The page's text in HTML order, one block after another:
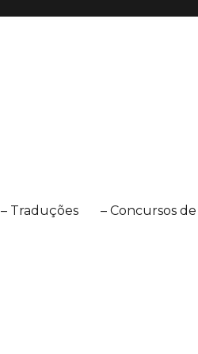
– Traduções – Concursos